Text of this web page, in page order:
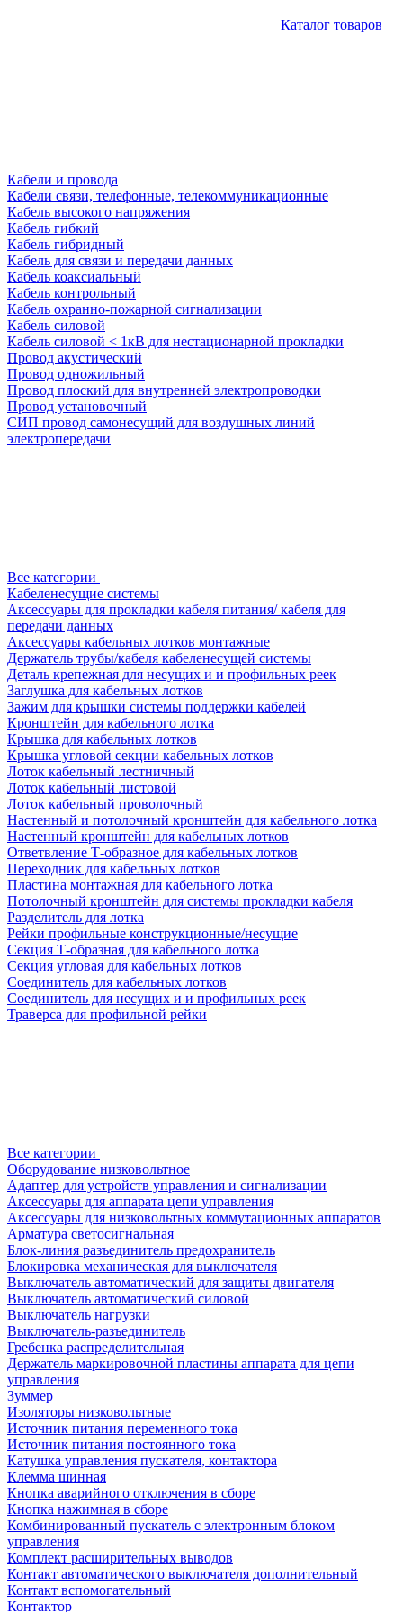
Каталог товаров
Кабели и провода
Кабели связи, телефонные, телекоммуникационные
Кабель высокого напряжения
Кабель гибкий
Кабель гибридный
Кабель для связи и передачи данных
Кабель коаксиальный
Кабель контрольный
Кабель охранно-пожарной сигнализации
Кабель силовой
Кабель силовой < 1кВ для нестационарной прокладки
Провод акустический
Провод одножильный
Провод плоский для внутренней электропроводки
Провод установочный
СИП провод самонесущий для воздушных линий
электропередачи
Все категории
Кабеленесущие системы
Аксессуары для прокладки кабеля питания/ кабеля для
передачи данных
Аксессуары кабельных лотков монтажные
Держатель трубы/кабеля кабеленесущей системы
Деталь крепежная для несущих и и профильных реек
Заглушка для кабельных лотков
Зажим для крышки системы поддержки кабелей
Кронштейн для кабельного лотка
Крышка для кабельных лотков
Крышка угловой секции кабельных лотков
Лоток кабельный лестничный
Лоток кабельный листовой
Лоток кабельный проволочный
Настенный и потолочный кронштейн для кабельного лотка
Настенный кронштейн для кабельных лотков
Ответвление Т-образное для кабельных лотков
Переходник для кабельных лотков
Пластина монтажная для кабельного лотка
Потолочный кронштейн для системы прокладки кабеля
Разделитель для лотка
Рейки профильные конструкционные/несущие
Секция Т-образная для кабельного лотка
Секция угловая для кабельных лотков
Соединитель для кабельных лотков
Соединитель для несущих и и профильных реек
Траверса для профильной рейки
Все категории
Оборудование низковольтное
Адаптер для устройств управления и сигнализации
Аксессуары для аппарата цепи управления
Аксессуары для низковольтных коммутационных аппаратов
Арматура светосигнальная
Блок-линия разъединитель предохранитель
Блокировка механическая для выключателя
Выключатель автоматический для защиты двигателя
Выключатель автоматический силовой
Выключатель нагрузки
Выключатель-разъединитель
Гребенка распределительная
Держатель маркировочной пластины аппарата для цепи
управления
Зуммер
Изоляторы низковольтные
Источник питания переменного тока
Источник питания постоянного тока
Катушка управления пускателя, контактора
Клемма шинная
Кнопка аварийного отключения в сборе
Кнопка нажимная в сборе
Комбинированный пускатель с электронным блоком
управления
Комплект расширительных выводов
Контакт автоматического выключателя дополнительный
Контакт вспомогательный
Контактор